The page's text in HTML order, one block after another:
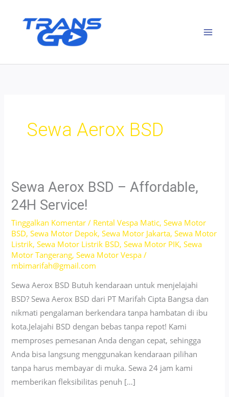
Sewa Aerox BSD
Sewa Aerox BSD – Affordable,
24H Service!
Tinggalkan Komentar / Rental Vespa Matic,Sewa Motor
BSD,Sewa Motor Depok,Sewa Motor Jakarta,Sewa Motor
Listrik,Sewa Motor Listrik BSD,Sewa Motor PIK,Sewa
Motor Tangerang,Sewa Motor Vespa /
mbimarifah@gmail.com
Sewa Aerox BSD Butuh kendaraan untuk menjelajahi
BSD? Sewa Aerox BSD dari PT Marifah Cipta Bangsa dan
nikmati pengalaman berkendara tanpa hambatan di ibu
kota.Jelajahi BSD dengan bebas tanpa repot! Kami
memproses pemesanan Anda dengan cepat, sehingga
Anda bisa langsung menggunakan kendaraan pilihan
tanpa harus membayar di muka. Sewa 24 jam kami
memberikan fleksibilitas penuh […]